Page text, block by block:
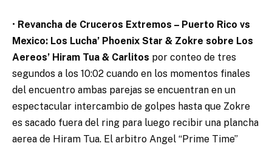
• Revancha de Cruceros Extremos – Puerto Rico vs
Mexico: Los Lucha’ Phoenix Star & Zokre sobre Los
Aereos’ Hiram Tua & Carlitos por conteo de tres
segundos a los 10:02 cuando en los momentos finales
del encuentro ambas parejas se encuentran en un
espectacular intercambio de golpes hasta que Zokre
es sacado fuera del ring para luego recibir una plancha
aerea de Hiram Tua. El arbitro Angel “Prime Time”